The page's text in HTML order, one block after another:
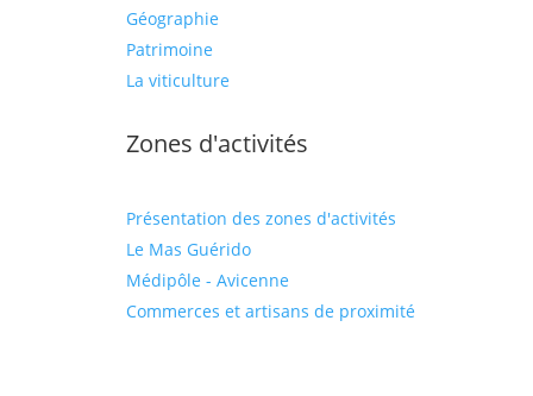
Géographie
Patrimoine
La viticulture
Zones d'activités
Présentation des zones d'activités
Le Mas Guérido
Médipôle - Avicenne
Commerces et artisans de proximité